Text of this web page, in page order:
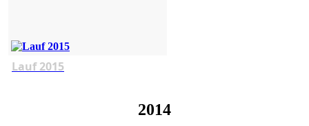
Lauf 2015
2014